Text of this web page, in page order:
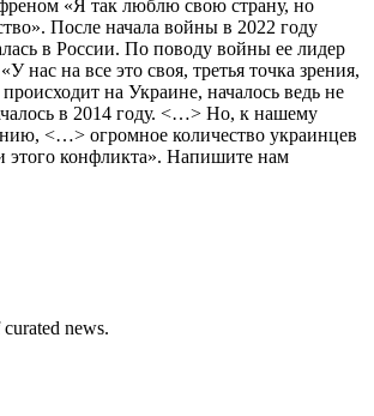
«Я так люблю свою страну, но
После начала войны в 2022 году
в России. По поводу войны ее лидер
нас на все это своя, третья точка зрения,
на Украине, началось ведь не
в 2014 году. <…> Но, к нашему
<…> огромное количество украинцев
этого конфликта». Напишите нам
news.